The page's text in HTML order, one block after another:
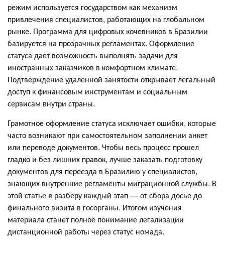
режим используется государством как механизм
привлечения специалистов, работающих на глобальном
рынке. Программа для цифровых кочевников в Бразилии
базируется на прозрачных регламентах. Оформление
статуса дает возможность выполнять задачи для
иностранных заказчиков в комфортном климате.
Подтверждение удаленной занятости открывает легальный
доступ к финансовым инструментам и социальным
сервисам внутри страны.
Грамотное оформление статуса исключает ошибки, которые
часто возникают при самостоятельном заполнении анкет
или переводе документов. Чтобы весь процесс прошел
гладко и без лишних правок, лучше заказать подготовку
документов для переезда в Бразилию у специалистов,
знающих внутренние регламенты миграционной службы. В
этой статье я разберу каждый этап — от сбора досье до
финального визита в госорганы. Итогом изучения
материала станет полное понимание легализации
дистанционной работы через статус номада.